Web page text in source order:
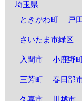
埼玉県
ときがわ町
戸
さいたま市緑区
入間市 小鹿野
三芳町 春日部
久喜市 川越市